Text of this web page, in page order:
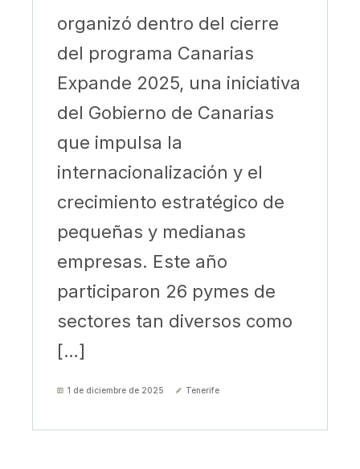
organizó dentro del cierre
del programa Canarias
Expande 2025, una iniciativa
del Gobierno de Canarias
que impulsa la
internacionalización y el
crecimiento estratégico de
pequeñas y medianas
empresas. Este año
participaron 26 pymes de
sectores tan diversos como
[…]
1 de diciembre de 2025 Tenerife